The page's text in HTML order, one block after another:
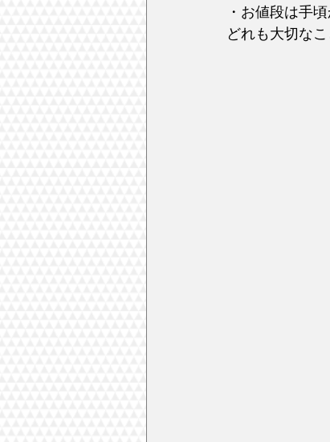
・お値段は手
どれも大切なこ